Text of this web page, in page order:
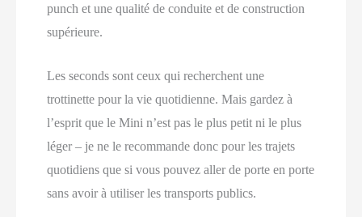
punch et une qualité de conduite et de construction
supérieure.
Les seconds sont ceux qui recherchent une
trottinette pour la vie quotidienne. Mais gardez à
l’esprit que le Mini n’est pas le plus petit ni le plus
léger – je ne le recommande donc pour les trajets
quotidiens que si vous pouvez aller de porte en porte
sans avoir à utiliser les transports publics.